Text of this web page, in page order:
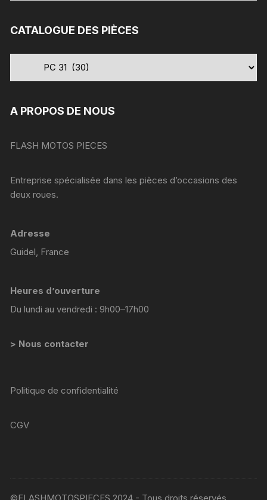
CATALOGUE DES PIÈCES
A PROPOS DE NOUS
FLASH MOTOS PIECES
Entreprise spécialisée dans les pièces d’occasions des
deux roues.
Adresse
Guidel, France
Heures d’ouverture
Du lundi au vendredi : 9h00–17h00
> Nous contacter
Politique de confidentialité
CGV